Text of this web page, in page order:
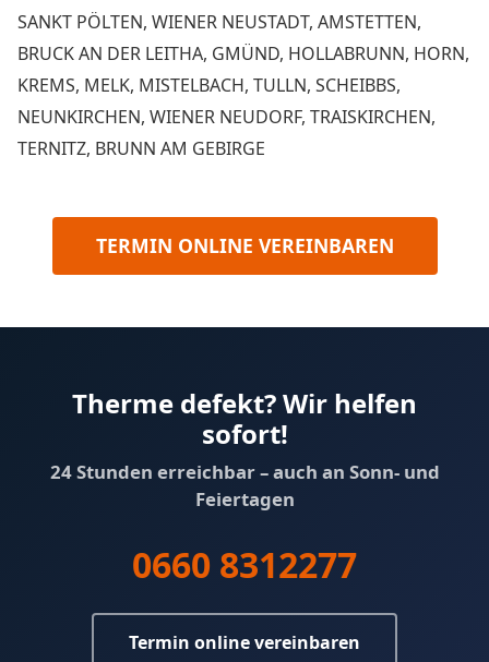
SANKT PÖLTEN, WIENER NEUSTADT, AMSTETTEN,
BRUCK AN DER LEITHA, GMÜND, HOLLABRUNN, HORN,
KREMS, MELK, MISTELBACH, TULLN, SCHEIBBS,
NEUNKIRCHEN, WIENER NEUDORF, TRAISKIRCHEN,
TERNITZ, BRUNN AM GEBIRGE
TERMIN ONLINE VEREINBAREN
Therme defekt? Wir helfen
sofort!
24 Stunden erreichbar – auch an Sonn- und
Feiertagen
0660 8312277
Termin online vereinbaren